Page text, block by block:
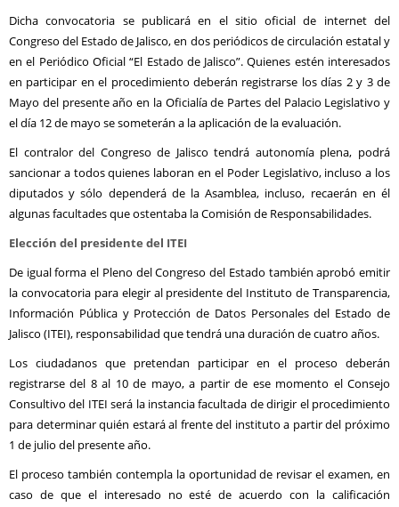
Dicha convocatoria se publicará en el sitio oficial de internet del
Congreso del Estado de Jalisco, en dos periódicos de circulación estatal y
en el Periódico Oficial “El Estado de Jalisco”. Quienes estén interesados
en participar en el procedimiento deberán registrarse los días 2 y 3 de
Mayo del presente año en la Oficialía de Partes del Palacio Legislativo y
el día 12 de mayo se someterán a la aplicación de la evaluación.
El contralor del Congreso de Jalisco tendrá autonomía plena, podrá
sancionar a todos quienes laboran en el Poder Legislativo, incluso a los
diputados y sólo dependerá de la Asamblea, incluso, recaerán en él
algunas facultades que ostentaba la Comisión de Responsabilidades.
Elección del presidente del ITEI
De igual forma el Pleno del Congreso del Estado también aprobó emitir
la convocatoria para elegir al presidente del Instituto de Transparencia,
Información Pública y Protección de Datos Personales del Estado de
Jalisco (ITEI), responsabilidad que tendrá una duración de cuatro años.
Los ciudadanos que pretendan participar en el proceso deberán
registrarse del 8 al 10 de mayo, a partir de ese momento el Consejo
Consultivo del ITEI será la instancia facultada de dirigir el procedimiento
para determinar quién estará al frente del instituto a partir del próximo
1 de julio del presente año.
El proceso también contempla la oportunidad de revisar el examen, en
caso de que el interesado no esté de acuerdo con la calificación